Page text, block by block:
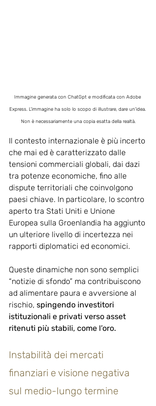
Immagine generata con ChatGpt e modificata con Adobe
Express. L'immagine ha solo lo scopo di illustrare, dare un'idea.
Non è necessariamente una copia esatta della realtà.
Il contesto internazionale è più incerto
che mai ed è caratterizzato dalle
tensioni commerciali globali, dai dazi
tra potenze economiche, fino alle
dispute territoriali che coinvolgono
paesi chiave. In particolare, lo scontro
aperto tra Stati Uniti e Unione
Europea sulla Groenlandia ha aggiunto
un ulteriore livello di incertezza nei
rapporti diplomatici ed economici.
Queste dinamiche non sono semplici
“notizie di sfondo” ma contribuiscono
ad alimentare paura e avversione al
rischio, spingendo investitori
istituzionali e privati verso asset
ritenuti più stabili, come l’oro.
Instabilità dei mercati
finanziari e visione negativa
sul medio-lungo termine